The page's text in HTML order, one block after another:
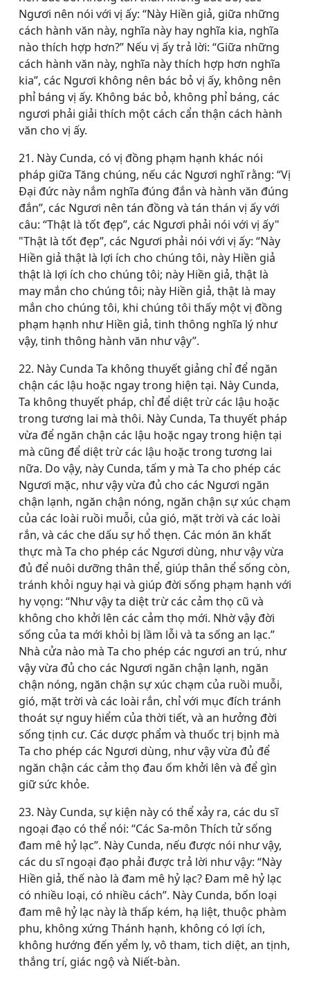
Ngươi nên nói với vị ấy: “Này Hiền giả, giữa những
cách hành văn này, nghĩa này hay nghĩa kia, nghĩa
nào thích hợp hơn?” Nếu vị ấy trả lời: “Giữa những
cách hành văn này, nghĩa này thích hợp hơn nghĩa
kia”, các Ngươi không nên bác bỏ vị ấy, không nên
phỉ báng vị ấy. Không bác bỏ, không phỉ báng, các
ngươi phải giải thích một cách cẩn thận cách hành
văn cho vị ấy.
21. Này Cunda, có vị đồng phạm hạnh khác nói
pháp giữa Tăng chúng, nếu các Ngươi nghĩ rằng: “Vị
Ðại đức này nắm nghĩa đúng đắn và hành văn đúng
đắn”, các Ngươi nên tán đồng và tán thán vị ấy với
câu: “Thật là tốt đẹp”, các Ngươi phải nói với vị ấy"
"Thật là tốt đẹp”, các Ngươi phải nói với vị ấy: “Này
Hiền giả thật là lợi ích cho chúng tôi, này Hiền giả
thật là lợi ích cho chúng tôi; này Hiền giả, thật là
may mắn cho chúng tôi; này Hiền giả, thật là may
mắn cho chúng tôi, khi chúng tôi thấy một vị đồng
phạm hạnh như Hiền giả, tinh thông nghĩa lý như
vậy, tinh thông hành văn như vậy”.
22. Này Cunda Ta không thuyết giảng chỉ để ngăn
chận các lậu hoặc ngay trong hiện tại. Này Cunda,
Ta không thuyết pháp, chỉ để diệt trừ các lậu hoặc
trong tương lai mà thôi. Này Cunda, Ta thuyết pháp
vừa để ngăn chận các lậu hoặc ngay trong hiện tại
mà cũng để diệt trừ các lậu hoặc trong tương lai
nữa. Do vậy, này Cunda, tấm y mà Ta cho phép các
Ngươi mặc, như vậy vừa đủ cho các Ngươi ngăn
chận lạnh, ngăn chận nóng, ngăn chận sự xúc chạm
của các loài ruồi muỗi, của gió, mặt trời và các loài
rắn, và các che dấu sự hổ thẹn. Các món ăn khất
thực mà Ta cho phép các Ngươi dùng, như vậy vừa
đủ để nuôi dưỡng thân thể, giúp thân thể sống còn,
tránh khỏi nguy hại và giúp đời sống phạm hạnh với
hy vọng: “Như vậy ta diệt trừ các cảm thọ cũ và
không cho khởi lên các cảm thọ mới. Nhờ vậy đời
sống của ta mới khỏi bị lầm lỗi và ta sống an lạc.”
Nhà cửa nào mà Ta cho phép các ngươi an trú, như
vậy vừa đủ cho các Ngươi ngăn chận lạnh, ngăn
chận nóng, ngăn chận sự xúc chạm của ruồi muỗi,
gió, mặt trời và các loài rắn, chỉ với mục đích tránh
thoát sự nguy hiểm của thời tiết, và an hưởng đời
sống tịnh cư. Các dược phẩm và thuốc trị bịnh mà
Ta cho phép các Ngươi dùng, như vậy vừa đủ để
ngăn chận các cảm thọ đau ốm khởi lên và để gìn
giữ sức khỏe.
23. Này Cunda, sự kiện này có thể xảy ra, các du sĩ
ngoại đạo có thể nói: “Các Sa-môn Thích tử sống
đam mê hỷ lạc”. Này Cunda, nếu được nói như vậy,
các du sĩ ngoại đạo phải được trả lời như vậy: “Này
Hiền giả, thế nào là đam mê hỷ lạc? Ðam mê hỷ lạc
có nhiều loại, có nhiều cách”. Này Cunda, bốn loại
đam mê hỷ lạc này là thấp kém, hạ liệt, thuộc phàm
phu, không xứng Thánh hạnh, không có lợi ích,
không hướng đến yểm ly, vô tham, tich diệt, an tịnh,
thắng trí, giác ngộ và Niết-bàn.